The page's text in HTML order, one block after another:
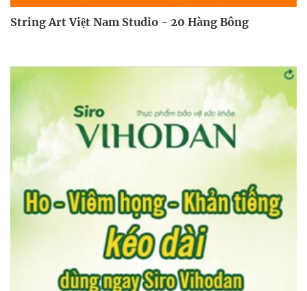
String Art Việt Nam Studio - 20 Hàng Bông